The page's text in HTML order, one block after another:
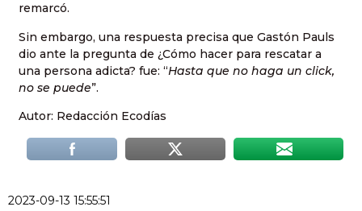
remarcó.
Sin embargo, una respuesta precisa que Gastón Pauls
dio ante la pregunta de ¿Cómo hacer para rescatar a
una persona adicta? fue: “Hasta que no haga un click,
no se puede”.
Autor: Redacción Ecodías
2023-09-13 15:55:51